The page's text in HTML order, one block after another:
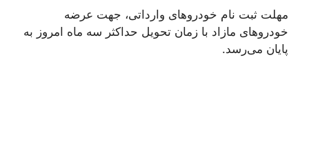
مهلت ثبت نام خودروهای وارداتی، جهت عرضه
خودروهای مازاد با زمان تحویل حداکثر سه ماه امروز به
پایان می‌رسد.